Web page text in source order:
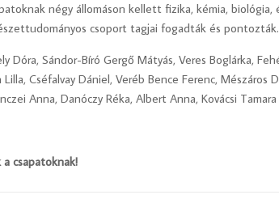
négy állomáson kellett fizika, kémia,
csoport tagjai fogadták és
Dóra, Sándor-Bíró Gergő Mátyás, Veres Boglárka,
Lilla, Cséfalvay Dániel, Veréb Bence Ferenc, Mészáros
Anna, Danóczy Réka, Albert Anna, Kovácsi Tamara
csapatoknak!